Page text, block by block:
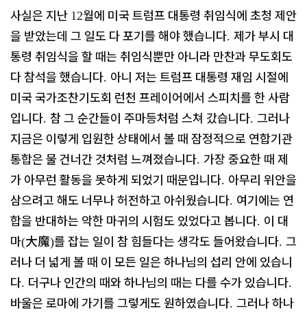
사실은 지난 12월에 미국 트럼프 대통령 취임식에 초청 제안
을 받았는데 그 일도 다 포기를 해야 했습니다. 제가 부시 대
통령 취임식을 할 때는 취임식뿐만 아니라 만찬과 무도회도
다 참석을 했습니다. 아니 저는 트럼프 대통령 재임 시절에
미국 국가조찬기도회 런천 프레이어에서 스피치를 한 사람
입니다. 참 그 순간들이 주마등처럼 스쳐 갔습니다. 그러나
지금은 이렇게 입원한 상태에서 볼 때 잠정적으로 연합기관
통합은 물 건너간 것처럼 느껴졌습니다. 가장 중요한 때 제
가 아무런 활동을 못하게 되었기 때문입니다. 아무리 위안을
삼으려고 해도 너무나 허전하고 아쉬웠습니다. 여기에는 연
합을 반대하는 악한 마귀의 시험도 있었다고 봅니다. 이 대
마(大魔)를 잡는 일이 참 힘들다는 생각도 들어왔습니다. 그
러나 더 넓게 볼 때 이 모든 일은 하나님의 섭리 안에 있습니
다. 더구나 인간의 때와 하나님의 때는 다를 수가 있습니다.
바울은 로마에 가기를 그렇게도 원하였습니다. 그러나 하나